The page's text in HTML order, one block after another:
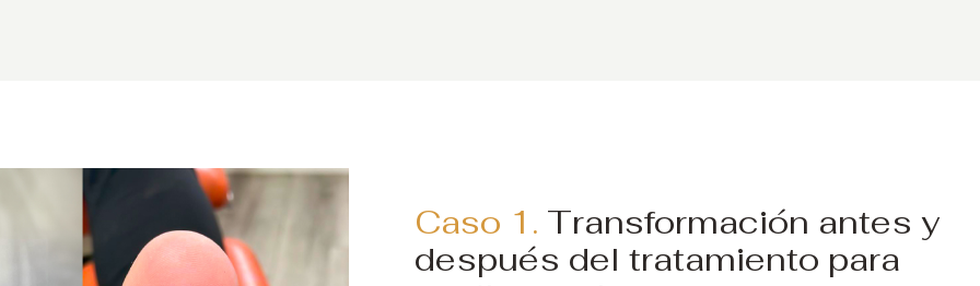
Caso 1. Transformación antes y
después del tratamiento para